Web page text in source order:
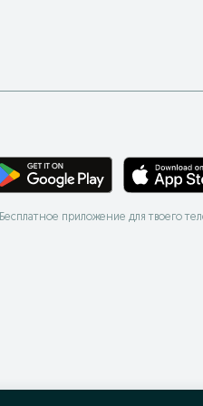
Бесплатное приложение для твоего